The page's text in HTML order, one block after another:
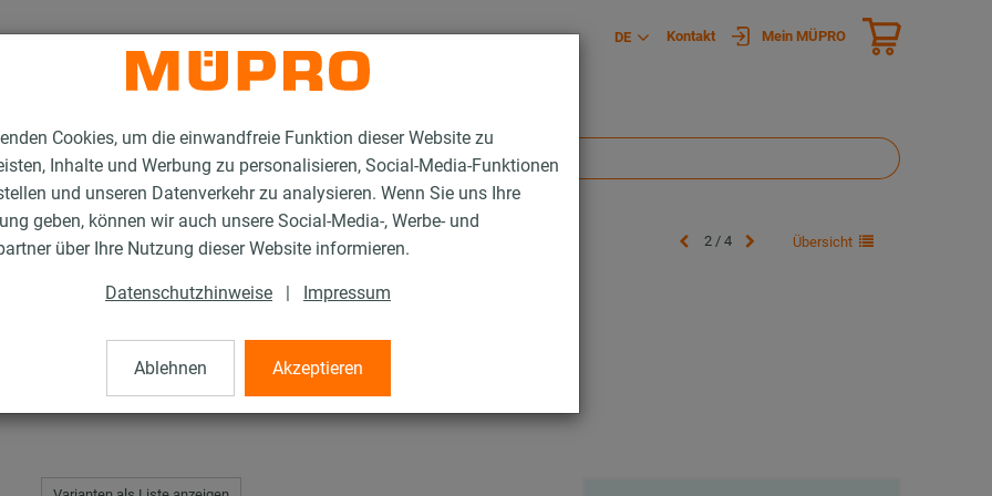
Cookies, um die einwandfreie Funktion dieser Website zu
Inhalte und Werbung zu personalisieren, Social-Media-Funktionen
und unseren Datenverkehr zu analysieren. Wenn Sie uns Ihre
geben, können wir auch unsere Social-Media-, Werbe- und
über Ihre Nutzung dieser Website informieren.
Datenschutzhinweise | Impressum
Ablehnen Akzeptieren
DE Kontakt Mein MÜPRO
für die Lüftungsbefestigung Luftkanalwinkel 2 / 4 Übersicht